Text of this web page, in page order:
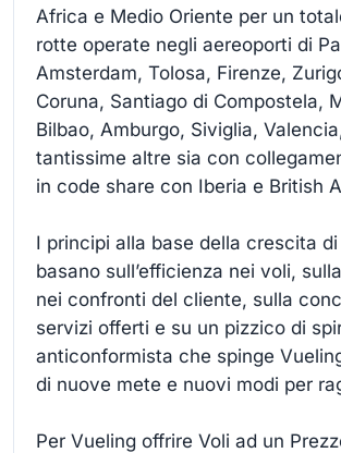
Africa e Medio Oriente per un
rotte operate negli aereoporti di
Amsterdam, Tolosa, Firenze,
Coruna, Santiago di Compostela,
Bilbao, Amburgo, Siviglia,
tantissime altre sia con
in code share con Iberia e British
I principi alla base della crescita
basano sull’efficienza nei voli,
nei confronti del cliente, sulla
servizi offerti e su un pizzico di
anticonformista che spinge
di nuove mete e nuovi modi per
Per Vueling offrire Voli ad un